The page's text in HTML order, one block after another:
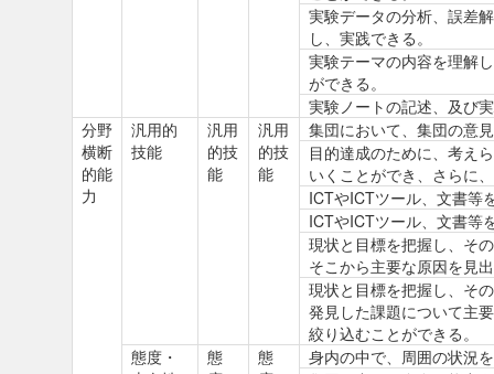
実験データの分析、誤差
し、実践できる。
実験テーマの内容を理解
ができる。
実験ノートの記述、及び
分野
横断
的能
力
汎用的
技能
汎用
的技
能
汎用
的技
能
集団において、集団の意
目的達成のために、考え
いくことができ、さらに
ICTやICTツール、文書等
ICTやICTツール、文書等
現状と目標を把握し、そ
そこから主要な原因を見
現状と目標を把握し、そ
発見した課題について主
絞り込むことができる。
態度・
態
態
身内の中で、周囲の状況